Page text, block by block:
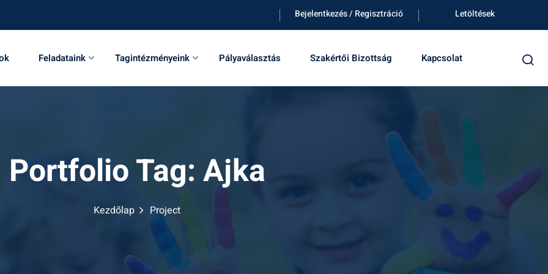
Bejelentkezés / Regisztráció Letöltések
Feladataink Tagintézményeink Pályaválasztás Szakértői Bizottság Kapcsolat
Portfolio Tag: Ajka
Kezdőlap Project